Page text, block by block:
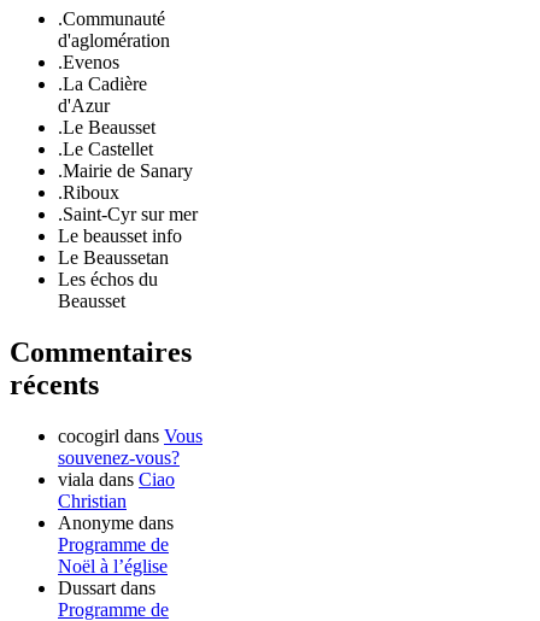
.Communauté
d'aglomération
.Evenos
.La Cadière
d'Azur
.Le Beausset
.Le Castellet
.Mairie de Sanary
.Riboux
.Saint-Cyr sur mer
Le beausset info
Le Beaussetan
Les échos du
Beausset
Commentaires
récents
cocogirl dans Vous
souvenez-vous?
viala dans Ciao
Christian
Anonyme dans
Programme de
Noël à l’église
Dussart dans
Programme de